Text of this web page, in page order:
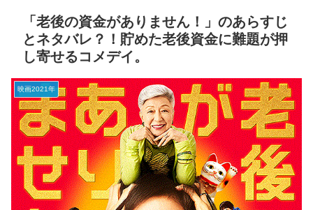
「老後の資金がありません！」のあらすじ
とネタバレ？！貯めた老後資金に難題が押
し寄せるコメデイ。
映画2021年